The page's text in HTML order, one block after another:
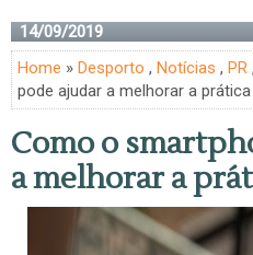
14/09/2019
Home » Desporto , Notícias , PR ,
pode ajudar a melhorar a
Como o
a melhorar a